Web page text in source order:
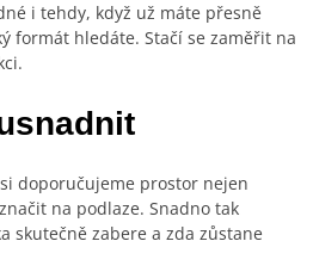
i tehdy, když už máte přesně
formát hledáte. Stačí se zaměřit na
doporučujeme prostor nejen
na podlaze. Snadno tak
skutečně zabere a zda zůstane